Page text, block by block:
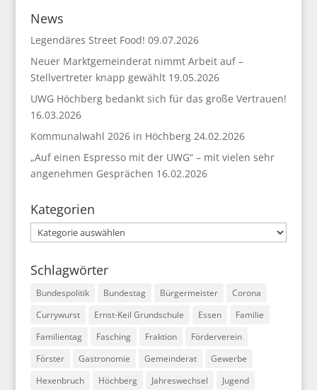
News
Legendäres Street Food! 09.07.2026
Neuer Marktgemeinderat nimmt Arbeit auf –
Stellvertreter knapp gewählt 19.05.2026
UWG Höchberg bedankt sich für das große Vertrauen!
16.03.2026
Kommunalwahl 2026 in Höchberg 24.02.2026
„Auf einen Espresso mit der UWG“ – mit vielen sehr
angenehmen Gesprächen 16.02.2026
Kategorien
Kategorien
Schlagwörter
Bundespolitik Bundestag Bürgermeister
Corona
Currywurst
Ernst-Keil Grundschule Essen
Familie
Familientag
Fasching Fraktion
Förderverein
Förster
Gastronomie Gemeinderat
Gewerbe
Hexenbruch
Höchberg Jahreswechsel
Jugend